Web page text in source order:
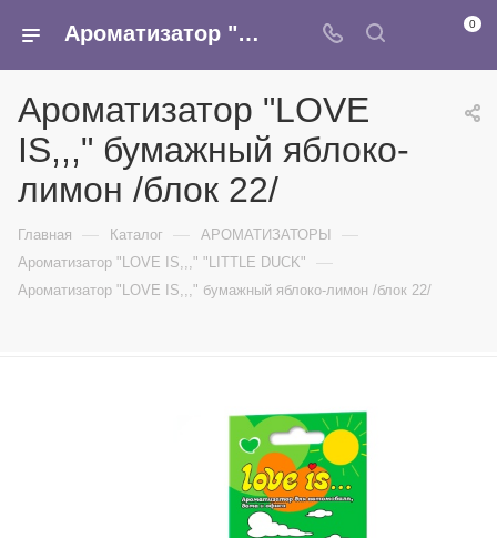
Ароматизатор "LOVE IS,,," бумажный яблоко-лимон /блок 22/ - купить в интернет-магазине Армина 0
Ароматизатор "LOVE
IS,,," бумажный яблоко-
лимон /блок 22/
Главная — Каталог — АРОМАТИЗАТОРЫ —
Ароматизатор "LOVE IS,,," "LITTLE DUCK" —
Ароматизатор "LOVE IS,,," бумажный яблоко-лимон /блок 22/